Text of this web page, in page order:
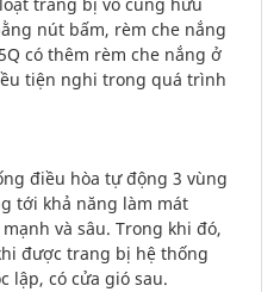
trang bị vô cùng hữu
nút bấm, rèm che nắng
có thêm rèm che nắng ở
tiện nghi trong quá trình
điều hòa tự động 3 vùng
tới khả năng làm mát
và sâu. Trong khi đó,
được trang bị hệ thống
lập, có cửa gió sau.